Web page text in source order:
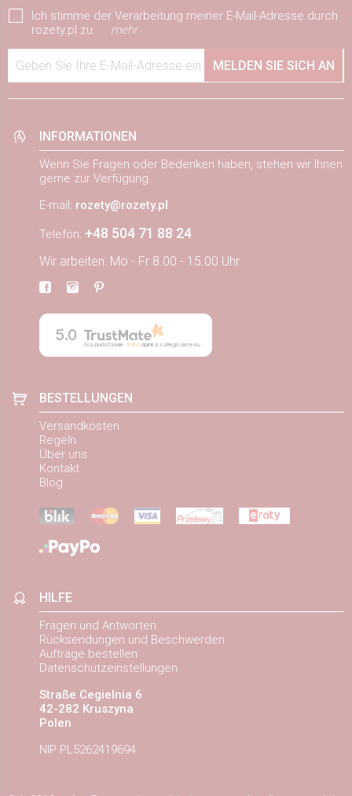
Ich stimme der Verarbeitung meiner E-Mail-Adresse durch
rozety.pl zu.
mehr
Geben Sie Ihre E-Mail-Adresse ein MELDEN SIE SICH AN
INFORMATIONEN
Wenn Sie Fragen oder Bedenken haben, stehen wir Ihnen
gerne zur Verfügung.
E-mail: rozety@rozety.pl
Telefon: +48 504 71 88 24
Wir arbeiten: Mo - Fr 8.00 - 15.00 Uhr
5.0
Na podstawie 884opinii z całego okresu
BESTELLUNGEN
Versandkosten
Regeln
Über uns
Kontakt
Blog
HILFE
Fragen und Antworten
Rücksendungen und Beschwerden
Aufträge bestellen
Datenschutzeinstellungen
Straße Cegielnia 6
42-282 Kruszyna
Polen
NIP PL5262419694